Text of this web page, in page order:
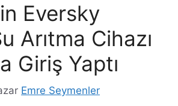
Eversky
Arıtma Cihazı
Giriş Yaptı
Emre Seymenler